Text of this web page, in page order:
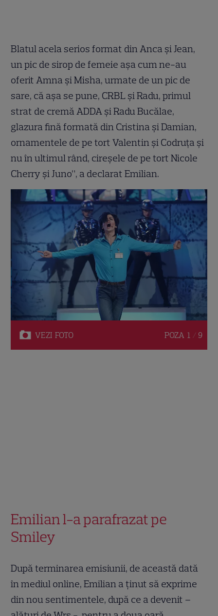
Blatul acela serios format din Anca și Jean,
un pic de sirop de femeie așa cum ne-au
oferit Amna și Misha, urmate de un pic de
sare, că așa se pune, CRBL și Radu, primul
strat de cremă ADDA și Radu Bucălae,
glazura fină formată din Cristina și Damian,
ornamentele de pe tort Valentin și Codruța și
nu în ultimul rând, cireșele de pe tort Nicole
Cherry și Juno”, a declarat Emilian.
VEZI FOTO POZA 1 / 9
Emilian l-a parafrazat pe
Smiley
După terminarea emisiunii, de această dată
în mediul online, Emilian a ținut să exprime
din nou sentimentele, după ce a devenit –